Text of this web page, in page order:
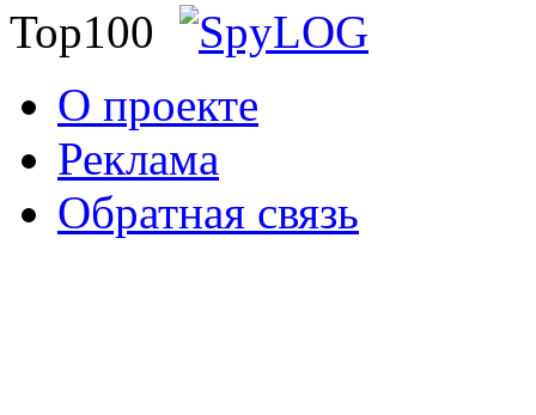
О проекте
Реклама
Обратная связь